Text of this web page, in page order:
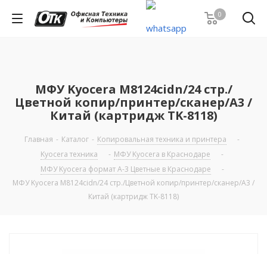
0
МФУ Kyocera M8124cidn/24 стр./
Цветной копир/принтер/сканер/А3 /
Китай (картридж TK-8118)
Главная - Каталог - Копировальная техника и принтера
-
Kyocera техника
- МФУ Kyocera в Краснодаре
-
МФУ Kyocera формат А-3 Цветные в Краснодаре
-
МФУ Kyocera M8124cidn/24 стр./Цветной копир/принтер/сканер/А3 /
Китай (картридж TK-8118)